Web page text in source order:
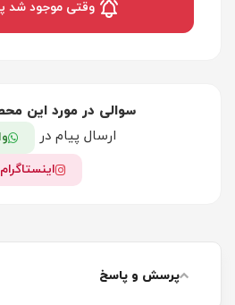
سوالی در مورد این
ارسال پیام در
اینستاگرام
پرسش و پاسخ